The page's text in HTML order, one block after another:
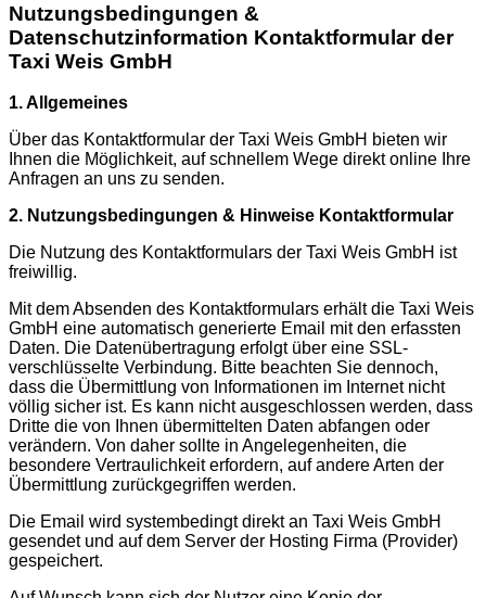
Nutzungsbedingungen &
Datenschutzinformation Kontaktformular der
Taxi Weis GmbH
1. Allgemeines
Über das Kontaktformular der Taxi Weis GmbH bieten wir
Ihnen die Möglichkeit, auf schnellem Wege direkt online Ihre
Anfragen an uns zu senden.
2. Nutzungsbedingungen & Hinweise Kontaktformular
Die Nutzung des Kontaktformulars der Taxi Weis GmbH ist
freiwillig.
Mit dem Absenden des Kontaktformulars erhält die Taxi Weis
GmbH eine automatisch generierte Email mit den erfassten
Daten. Die Datenübertragung erfolgt über eine SSL-
verschlüsselte Verbindung. Bitte beachten Sie dennoch,
dass die Übermittlung von Informationen im Internet nicht
völlig sicher ist. Es kann nicht ausgeschlossen werden, dass
Dritte die von Ihnen übermittelten Daten abfangen oder
verändern. Von daher sollte in Angelegenheiten, die
besondere Vertraulichkeit erfordern, auf andere Arten der
Übermittlung zurückgegriffen werden.
Die Email wird systembedingt direkt an Taxi Weis GmbH
gesendet und auf dem Server der Hosting Firma (Provider)
gespeichert.